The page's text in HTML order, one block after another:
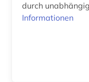
nordafrika (2)
durch
Informationen